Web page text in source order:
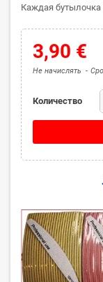
Каждая бутылочка
3,90 €
Не начислять
Количество